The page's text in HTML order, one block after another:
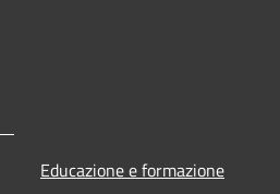
Educazione e formazione